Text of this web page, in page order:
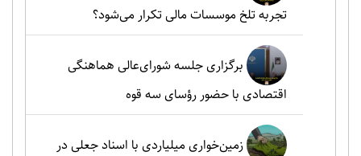
تجربه تلخ موسسات مالی تکرار می‌شود؟
برگزاری جلسه شورای‌عالی هماهنگی
اقتصادی با حضور رؤسای سه قوه
زمین‌خواری میلیاردی با اسناد جعلی در